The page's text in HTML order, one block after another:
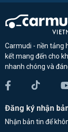
Carmudi - nền tảng
kết mang đến cho
nhanh chóng và
Đăng ký nhận
Nhận bản tin để